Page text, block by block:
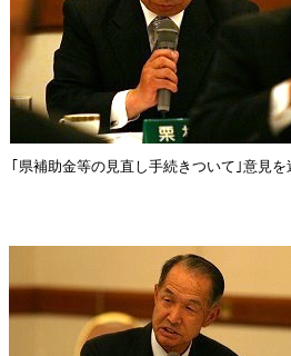
｢県補助金等の見直し手続きついて｣意見